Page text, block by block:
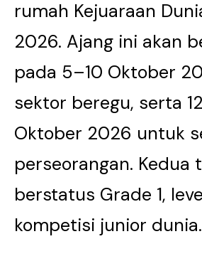
rumah Kejuaraan
2026. Ajang ini akan
pada 5–10 Oktober
sektor beregu, serta
Oktober 2026 untuk
perseorangan. Kedua
berstatus Grade 1,
kompetisi junior dunia.